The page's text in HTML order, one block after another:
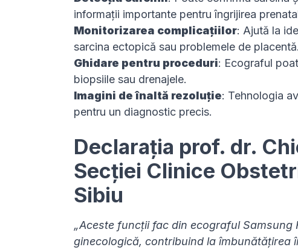
informații importante pentru îngrijirea
Monitorizarea complicațiilor: Ajută la
sarcina ectopică sau problemele de placentă.
Ghidare pentru proceduri: Ecograful
biopsiile sau drenajele.
Imagini de înaltă rezoluție: Tehnologia
pentru un diagnostic precis.
Declarația prof. dr.
Secției Clinice
Sibiu
„Aceste funcții fac din ecograful
ginecologică, contribuind la îmbunătățirea